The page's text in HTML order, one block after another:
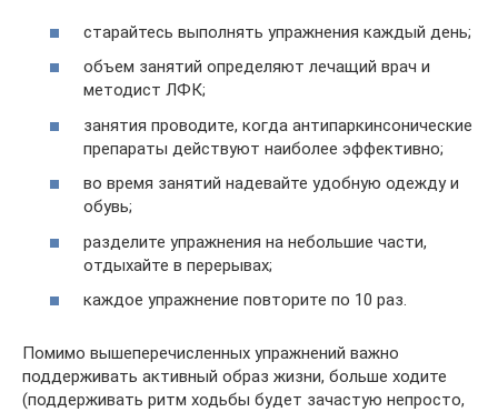
старайтесь выполнять упражнения каждый день;
объем занятий определяют лечащий врач и
методист ЛФК;
занятия проводите, когда антипаркинсонические
препараты действуют наиболее эффективно;
во время занятий надевайте удобную одежду и
обувь;
разделите упражнения на небольшие части,
отдыхайте в перерывах;
каждое упражнение повторите по 10 раз.
Помимо вышеперечисленных упражнений важно
поддерживать активный образ жизни, больше ходите
(поддерживать ритм ходьбы будет зачастую непросто,